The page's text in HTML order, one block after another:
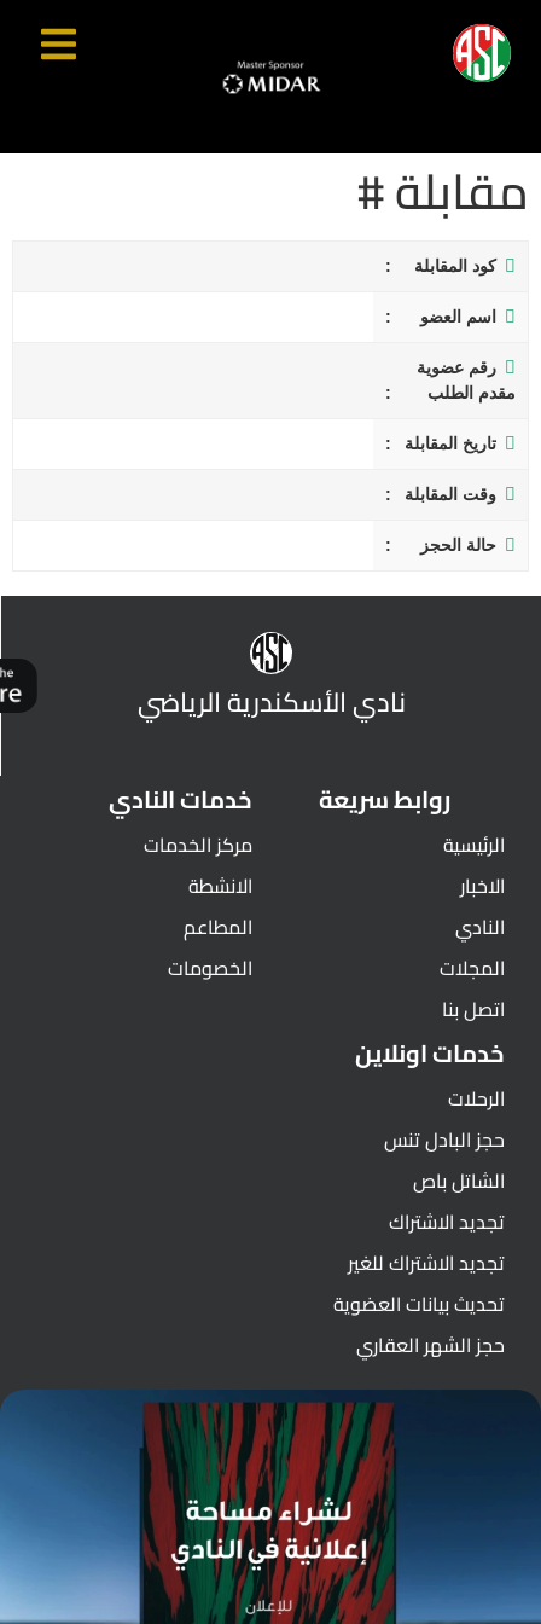
مقابلة #
كود المقابلة
اسم العضو
رقم عضوية
مقدم الطلب
تاريخ المقابلة
وقت المقابلة
حالة الحجز
نادي الأسكندرية الرياضي
روابط سريعة
الرئيسية
الاخبار
النادي
المجلات
اتصل بنا
خدمات النادي
مركز الخدمات
الانشطة
المطاعم
الخصومات
خدمات اونلاين
الرحلات
حجز البادل تنس
الشاتل باص
تجديد الاشتراك
تجديد الاشتراك للغير
تحديث بيانات العضوية
حجز الشهر العقاري